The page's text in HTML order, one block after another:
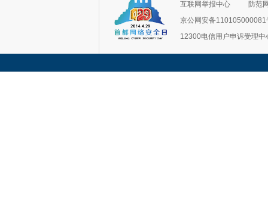
互联网举报中心
防范
京公网安备110105000081
12300电信用户申诉受理中